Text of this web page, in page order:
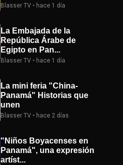
Blasser TV • hace 1 día
La Embajada de la
República Árabe de
Egipto en Pan...
Blasser TV • hace 1 día
La mini feria "China-
Panamá" Historias que
unen
Blasser TV • hace 2 días
"Niños Boyacenses en
Panamá", una expresión
artíst...